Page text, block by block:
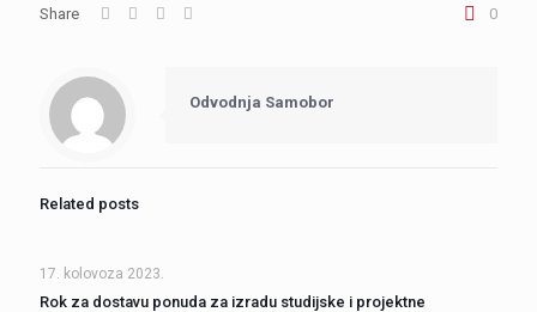
Share 0
Odvodnja Samobor
Related posts
17. kolovoza 2023.
Rok za dostavu ponuda za izradu studijske i projektne